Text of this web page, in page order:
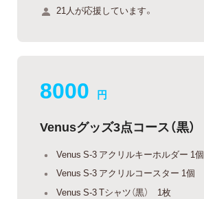
21人が応援しています。
8000 円
Venusグッズ3点コース（黒）
Venus S-3 アクリルキーホルダー 1個
Venus S-3 アクリルコースター 1個
Venus S-3 Tシャツ（黒） 1枚